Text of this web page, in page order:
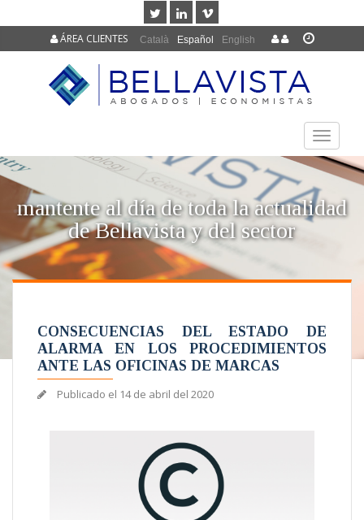
Català Español English
ÁREA CLIENTES
TOGGLE
mantente al día de toda la actualidad
de Bellavista y del sector
CONSECUENCIAS DEL ESTADO DE
ALARMA EN LOS PROCEDIMIENTOS
ANTE LAS OFICINAS DE MARCAS
Publicado el 14 de abril del 2020